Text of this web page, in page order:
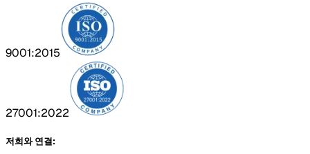
9001:2015
27001:2022
저희와 연결: